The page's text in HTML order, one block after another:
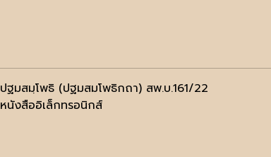
ปฐมสมฺโพธิ (ปฐมสมโพธิกถา) สพ.บ.161/22
หนังสืออิเล็กทรอนิกส์